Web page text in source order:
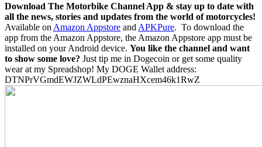
Download The Motorbike Channel App & stay up to date with
all the news, stories and updates from the world of motorcycles!
Available on Amazon Appstore and APKPure. To download the
app from the Amazon Appstore, the Amazon Appstore app must be
installed on your Android device. You like the channel and want
to show some love? Just tip me in Dogecoin or get some quality
wear at my Spreadshop! My DOGE Wallet address:
DTNPrVGmdEWJZWLdPEwznaHXcem46k1RwZ